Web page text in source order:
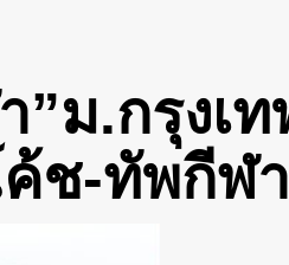
”ม.กรุงเ
ช-ทัพกีฬ